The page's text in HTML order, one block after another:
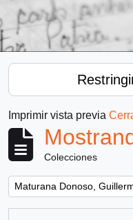
Imprimir vista previa
Colecciones
Remove filter:
Maturana Donoso,